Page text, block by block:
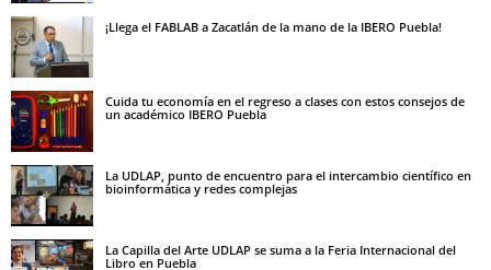
¡Llega el FABLAB a Zacatlán de la mano de la IBERO Puebla!
Cuida tu economía en el regreso a clases con estos consejos de
un académico IBERO Puebla
La UDLAP, punto de encuentro para el intercambio científico en
bioinformática y redes complejas
La Capilla del Arte UDLAP se suma a la Feria Internacional del
Libro en Puebla